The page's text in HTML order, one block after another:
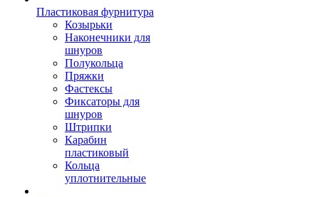
Пластиковая фурнитура
Козырьки
Наконечники для
шнуров
Полукольца
Пряжки
Фастексы
Фиксаторы для
шнуров
Штрипки
Карабин
пластиковый
Кольца
уплотнительные